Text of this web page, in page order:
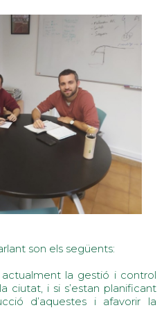
son els següents:
la gestió i control
ciutat, i si s’estan planificant
d’aquestes i afavorir la